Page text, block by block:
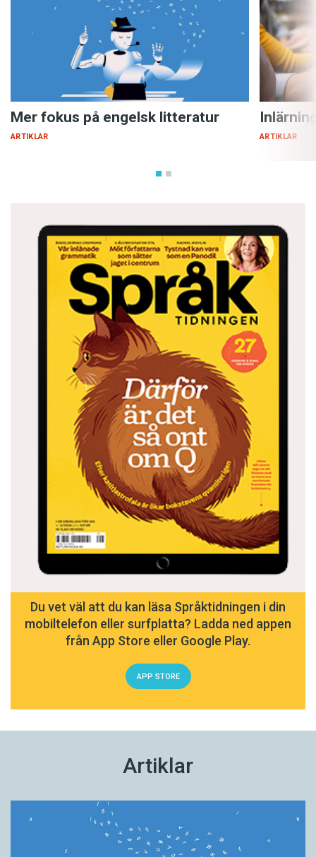
Mer fokus på engelsk litteratur
ARTIKLAR ARTIKLAR
Du vet väl att du kan läsa Språktidningen i din
mobiltelefon eller surfplatta? Ladda ned appen
från App Store eller Google Play.
APP STORE
Artiklar